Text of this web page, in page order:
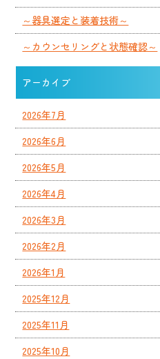
～器具選定と装着技術～
～カウンセリングと状態確認～
アーカイブ
2026年7月
2026年6月
2026年5月
2026年4月
2026年3月
2026年2月
2026年1月
2025年12月
2025年11月
2025年10月